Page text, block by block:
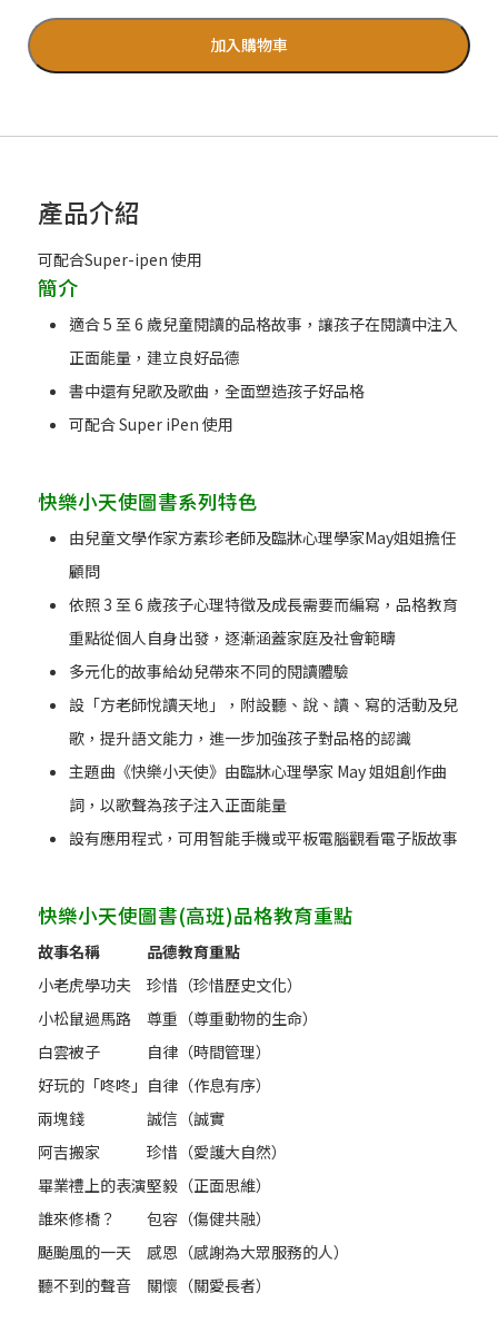
加入購物車
產品介紹
可配合Super-ipen 使用
簡介
適合 5 至 6 歲兒童閱讀的品格故事，讓孩子在閱讀中注入
正面能量，建立良好品德
書中還有兒歌及歌曲，全面塑造孩子好品格
可配合 Super iPen 使用
快樂小天使圖書系列特色
由兒童文學作家方素珍老師及臨牀心理學家May姐姐擔任
顧問
依照 3 至 6 歲孩子心理特徵及成長需要而編寫，品格教育
重點從個人自身出發，逐漸涵蓋家庭及社會範疇
多元化的故事給幼兒帶來不同的閱讀體驗
設「方老師悅讀天地」，附設聽、說、讀、寫的活動及兒
歌，提升語文能力，進一步加強孩子對品格的認識
主題曲《快樂小天使》由臨牀心理學家 May 姐姐創作曲
詞，以歌聲為孩子注入正面能量
設有應用程式，可用智能手機或平板電腦觀看電子版故事
快樂小天使圖書(高班)品格教育重點
故事名稱
品德教育重點
小老虎學功夫
珍惜（珍惜歷史文化）
小松鼠過馬路
尊重（尊重動物的生命）
白雲被子
自律（時間管理）
好玩的「咚咚」 自律（作息有序）
兩塊錢
誠信（誠實
阿吉搬家
珍惜（愛護大自然）
畢業禮上的表演堅毅（正面思維）
誰來修橋？
包容（傷健共融）
颳颱風的一天
感恩（感謝為大眾服務的人）
聽不到的聲音
關懷（關愛長者）